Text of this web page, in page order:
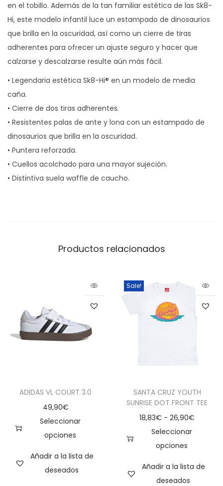
en el tobillo. Además de la tan familiar estética de las Sk8-
Hi, este modelo infantil luce un estampado de dinosaurios
que brilla en la oscuridad, así como un cierre de tiras
adherentes para ofrecer un ajuste seguro y hacer que
calzarse y descalzarse resulte aún más fácil.
• Legendaria estética Sk8-Hi® en un modelo de media
caña.
• Cierre de dos tiras adherentes.
• Resistentes palas de ante y lona con un estampado de
dinosaurios que brilla en la oscuridad.
• Puntera reforzada.
• Cuellos acolchado para una mayor sujeción.
• Distintiva suela waffle de caucho.
Productos relacionados
ADIDAS VL COURT 3.0
49,90€
Seleccionar
opciones
Añadir a la lista de
deseados
Sale!
SANTA CRUZ YOUTH
SUNRISE DOT FRONT TEE
18,83€ - 26,90€
Seleccionar
opciones
Añadir a la lista de
deseados